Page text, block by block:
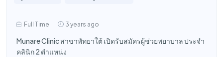
Full Time 3 years ago
Munare Clinic สาขาพัทยาใต้ เปิดรับสมัครผู้ช่วยพยาบาล ประจำ
คลินิก 2 ตำแหน่ง